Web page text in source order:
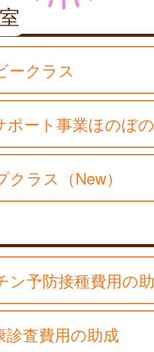
ークラス
ポート事業ほのぼ
ラス（New）
ン予防接種費用の
診査費用の助成